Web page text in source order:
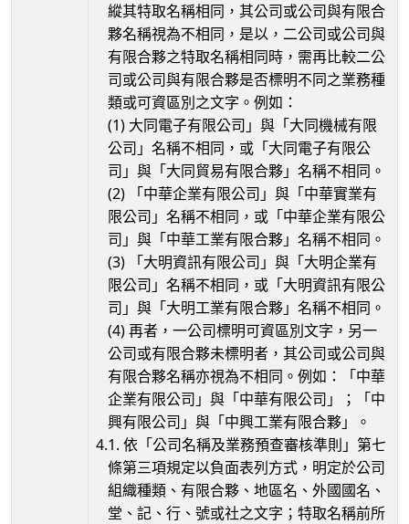
縱其特取名稱相同，其公司或公司與有限合
夥名稱視為不相同，是以，二公司或公司與
有限合夥之特取名稱相同時，需再比較二公
司或公司與有限合夥是否標明不同之業務種
類或可資區別之文字。例如：
(1) 大同電子有限公司」與「大同機械有限
公司」名稱不相同，或「大同電子有限公
司」與「大同貿易有限合夥」名稱不相同。
(2) 「中華企業有限公司」與「中華實業有
限公司」名稱不相同，或「中華企業有限公
司」與「中華工業有限合夥」名稱不相同。
(3) 「大明資訊有限公司」與「大明企業有
限公司」名稱不相同，或「大明資訊有限公
司」與「大明工業有限合夥」名稱不相同。
(4) 再者，一公司標明可資區別文字，另一
公司或有限合夥未標明者，其公司或公司與
有限合夥名稱亦視為不相同。例如：「中華
企業有限公司」與「中華有限公司」；「中
興有限公司」與「中興工業有限合夥」。
4.1. 依「公司名稱及業務預查審核準則」第七
條第三項規定以負面表列方式，明定於公司
組織種類、有限合夥、地區名、外國國名、
堂、記、行、號或社之文字；特取名稱前所